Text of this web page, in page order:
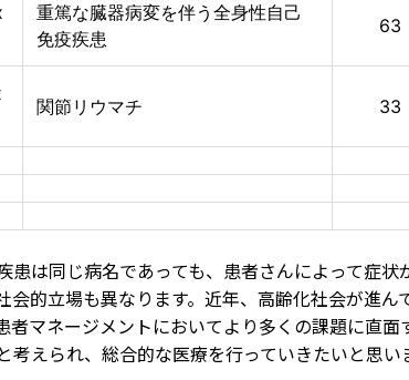
重篤な臓器病変を伴う全身性自己
免疫疾患
63
関節リウマチ 33
患は同じ病名であっても、患者さんによって症
会的立場も異なります。近年、高齢化社会が進
者マネージメントにおいてより多くの課題に直
考えられ、総合的な医療を行っていきたいと思い